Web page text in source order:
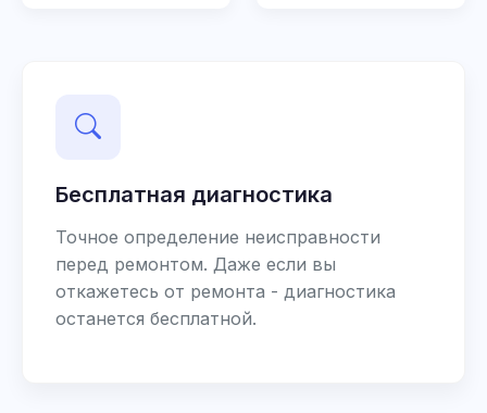
Бесплатная диагностика
Точное определение неисправности
перед ремонтом. Даже если вы
откажетесь от ремонта - диагностика
останется бесплатной.